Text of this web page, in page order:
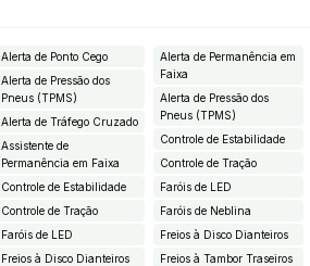
Alerta de Ponto Cego
Alerta de Pressão dos
Pneus (TPMS)
Alerta de Tráfego Cruzado
Assistente de
Permanência em Faixa
Controle de Estabilidade
Controle de Tração
Faróis de LED
Freios à Disco Dianteiros
Alerta de Permanência em
Faixa
Alerta de Pressão dos
Pneus (TPMS)
Controle de Estabilidade
Controle de Tração
Faróis de LED
Faróis de Neblina
Freios à Disco Dianteiros
Freios à Tambor Traseiros